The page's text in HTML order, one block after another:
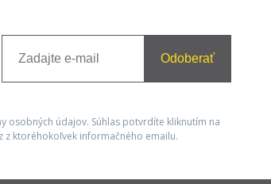
Odoberať
osobných údajov. Súhlas potvrdíte kliknutím na
z ktoréhokoľvek informačného emailu.